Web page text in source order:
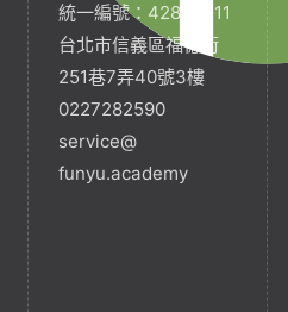
統一編號：42854211
台北市信義區福德街
251巷7弄40號3樓
0227282590
service@
funyu.academy